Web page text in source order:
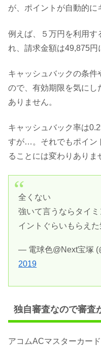
が、ポイントが自動的に
例えば、５万円を利用す
れ、請求金額は49,875円
キャッシュバックの条件
ので、有効期限を気にし
ありません。
キャッシュバック率は
すが…。それでもポイン
ることには変わりありま
全くない
強いて言うならタイ
イントぐらいもらえた
— 電球色@Next宝塚
2019
独自審査なので審査
アコムACマスターカー